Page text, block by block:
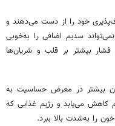
خود را از دست می‌دهند و
سدیم اضافی را به‌خوبی
بیشتر بر قلب و شریان‌ها
بیشتر در معرض حساسیت به
کاهش می‌یابد و رژیم غذایی که
را به‌شدت بالا ببرد.